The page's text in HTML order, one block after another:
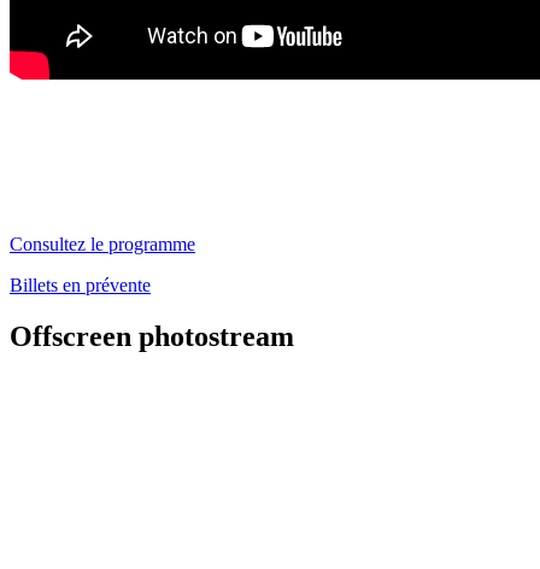
Consultez le programme
Billets en prévente
Offscreen photostream